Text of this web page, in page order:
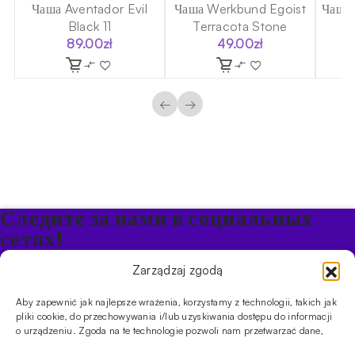
Zarządzaj zgodą
Aby zapewnić jak najlepsze wrażenia, korzystamy z technologii, takich jak
pliki cookie, do przechowywania i/lub uzyskiwania dostępu do informacji
o urządzeniu. Zgoda na te technologie pozwoli nam przetwarzać dane,
Чаша Aventador Evil
Black 11
89.00zł
Чаша Werkbund Egoist
Terracota Stone
49.00zł
Чаша
← →
Следите за нами в социальных
сетях!
Будьте в курсе акций и новостей в Кальяне
ПРОДУКТЫ